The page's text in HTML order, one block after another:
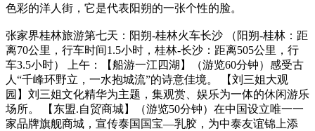
色彩的洋人街，它是代表阳朔的一张个性的脸。
张家界桂林旅游第七天：阳朔-桂林火车长沙 （阳朔-桂林：距
离70公里，行车时间1.5小时，桂林-长沙：距离505公里，行
车3.5小时） 上午：【船游一江四湖】（游览60分钟）感受古
人“千峰环野立，一水抱城流”的诗意佳境。 【刘三姐大观
园】刘三姐文化精华为主题，集观赏、娱乐为一体的休闲游乐
场所。 【东盟.自贸商城】（游览50分钟）在中国设立唯一一
家品牌旗舰商城，宣传泰国国宝—乳胶，为中泰友谊锦上添